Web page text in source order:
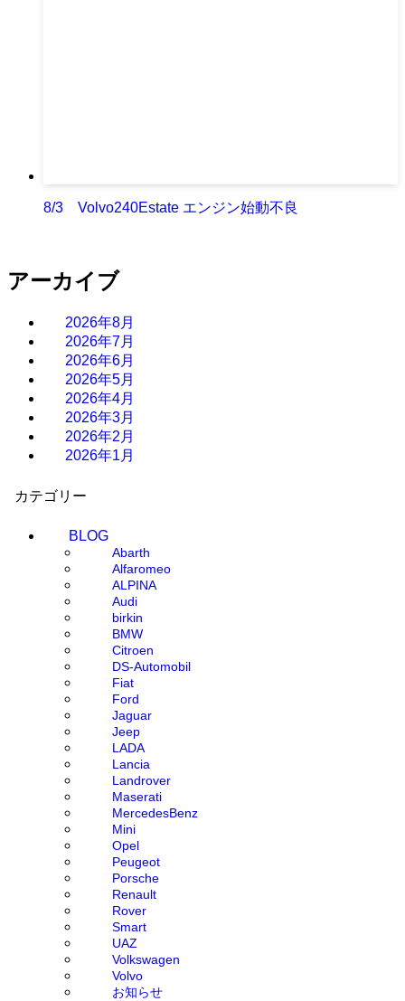
8/3 Volvo240Estate エンジン始動不良
アーカイブ
2026年8月
2026年7月
2026年6月
2026年5月
2026年4月
2026年3月
2026年2月
2026年1月
カテゴリー
BLOG
Abarth
Alfaromeo
ALPINA
Audi
birkin
BMW
Citroen
DS-Automobil
Fiat
Ford
Jaguar
Jeep
LADA
Lancia
Landrover
Maserati
MercedesBenz
Mini
Opel
Peugeot
Porsche
Renault
Rover
Smart
UAZ
Volkswagen
Volvo
お知らせ